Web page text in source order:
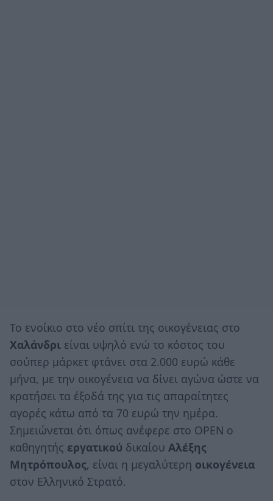
Το ενοίκιο στο νέο σπίτι της οικογένειας στο
Χαλάνδρι είναι υψηλό ενώ το κόστος του
σούπερ μάρκετ φτάνει στα 2.000 ευρώ κάθε
μήνα, με την οικογένεια να δίνει αγώνα ώστε να
κρατήσει τα έξοδά της για τις απαραίτητες
αγορές κάτω από τα 70 ευρώ την ημέρα.
Σημειώνεται ότι όπως ανέφερε στο OPEN ο
καθηγητής εργατικού δικαίου Αλέξης
Μητρόπουλος, είναι η μεγαλύτερη οικογένεια
στον Ελληνικό Στρατό.